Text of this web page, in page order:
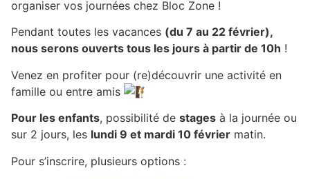
organiser vos journées chez Bloc Zone !
Pendant toutes les vacances (du 7 au 22 février),
nous serons ouverts tous les jours à partir de 10h !
Venez en profiter pour (re)découvrir une activité en
famille ou entre amis
Pour les enfants, possibilité de stages à la journée ou
sur 2 jours, les lundi 9 et mardi 10 février matin.
Pour s’inscrire, plusieurs options :